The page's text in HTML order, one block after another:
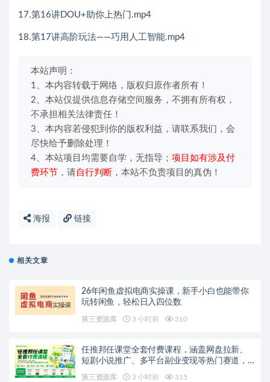
17.第16讲DOU+助你上热门.mp4
18.第17讲高阶玩法——巧用人工智能.mp4
本站声明：
1、本内容转载于网络，版权归原作者所有！
2、本站仅提供信息存储空间服务，不拥有所有权，
不承担相关法律责任！
3、本内容若侵犯到你的版权利益，请联系我们，会
尽快给予删除处理！
4、本站项目均需要自学，无指导； 项目如有涉及付
费环节 ，请自行判断 ，本站不负责项目的真伪！
海报 链接
相关文章
26年闲鱼虚拟电商实操课，新手小白也能带你
玩转闲鱼，轻松日入四位数
第三资源库 3 小时前 310
任推邦任课堂全套付费课程，涵盖网盘拉新、
短剧小说推广、多平台副业变现等热门赛道，
第三资源库 3 小时前 315